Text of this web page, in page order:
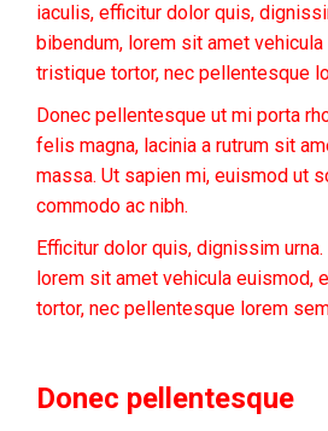
iaculis, efficitur dolor quis,
bibendum, lorem sit amet
tristique tortor, nec pellentesque
Donec pellentesque ut mi porta
felis magna, lacinia a rutrum sit
massa. Ut sapien mi, euismod ut
commodo ac nibh.
Efficitur dolor quis, dignissim
lorem sit amet vehicula euismod,
tortor, nec pellentesque lorem
Donec pellentesque